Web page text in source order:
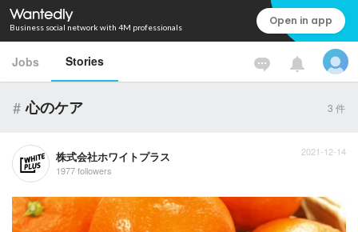
Business social network with 4M professionals Open in app
Jobs Stories
# 心のケア 3 件
株式会社ホワイトプラス
1977 followers
2021-12-14